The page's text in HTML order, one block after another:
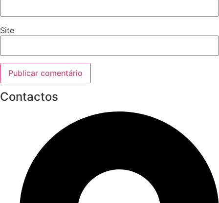
Site
Contactos